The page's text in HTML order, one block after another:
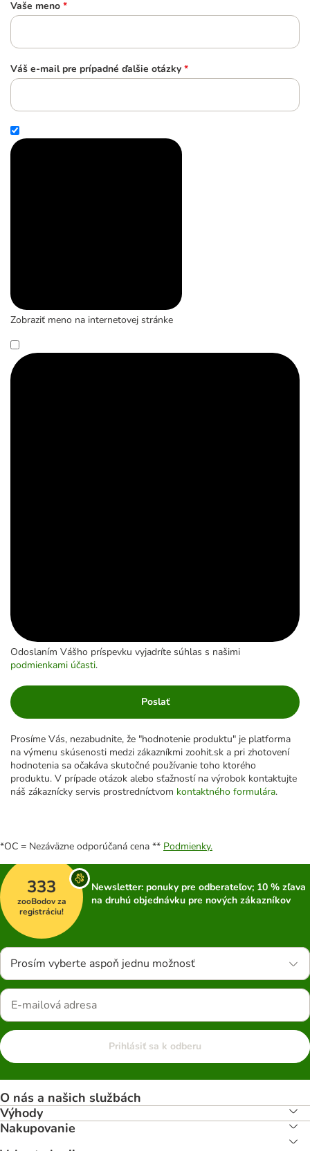
Vaše meno *
Váš e-mail pre prípadné ďalšie otázky *
Zobraziť meno na internetovej stránke
Odoslaním Vášho príspevku vyjadríte súhlas s našimi
podmienkami účasti.
Poslať
Prosíme Vás, nezabudnite, že "hodnotenie produktu" je platforma
na výmenu skúsenosti medzi zákazníkmi zoohit.sk a pri zhotovení
hodnotenia sa očakáva skutočné používanie toho ktorého
produktu. V prípade otázok alebo sťažností na výrobok kontaktujte
náš zákaznícky servis prostredníctvom kontaktného formulára.
*OC = Nezáväzne odporúčaná cena ** Podmienky.
333
zooBodov za
registráciu!
Newsletter: ponuky pre odberateľov; 10 % zľava
na druhú objednávku pre nových zákazníkov
Prosím vyberte aspoň jednu možnosť
Prihlásiť sa k odberu
O nás a našich službách
Výhody
Nakupovanie